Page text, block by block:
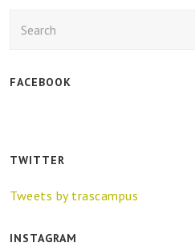
FACEBOOK
TWITTER
Tweets by trascampus
INSTAGRAM